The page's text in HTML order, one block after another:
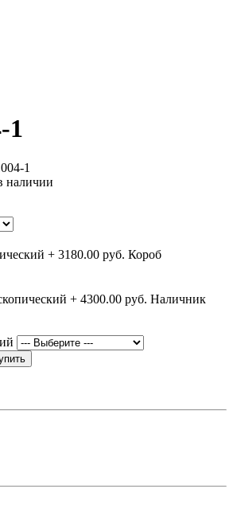
1
1
наличии
Короб
Наличник